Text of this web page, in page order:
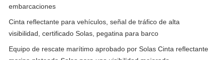
embarcaciones
Cinta reflectante para vehículos, señal de tráfico de alta
visibilidad, certificado Solas, pegatina para barco
Equipo de rescate marítimo aprobado por Solas Cinta reflectante